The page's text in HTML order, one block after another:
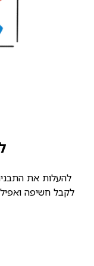
לקבל חשיפה ואפילו